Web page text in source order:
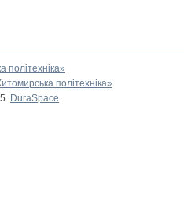
політехніка»
політехніка»
DuraSpace